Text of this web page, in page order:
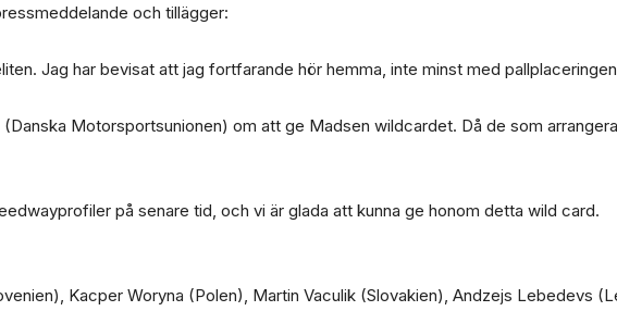
och tillägger:
Jag har bevisat att jag fortfarande hör hemma, inte minst med
Motorsportsunionen) om att ge Madsen wildcardet. Då de som
på senare tid, och vi är glada att kunna ge honom detta wild card.
Kacper Woryna (Polen), Martin Vaculik (Slovakien), Andzejs Lebedevs